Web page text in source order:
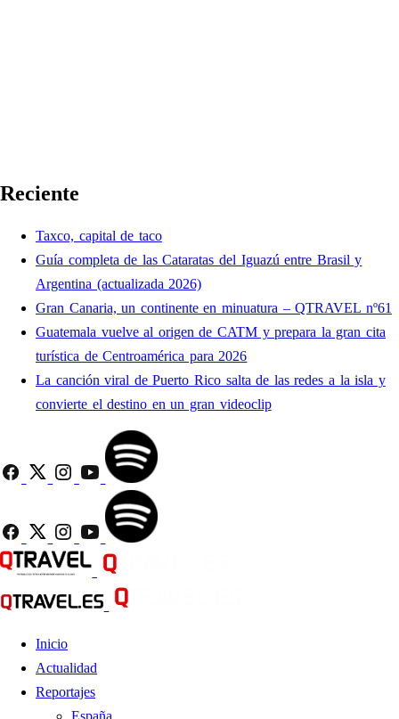
Reciente
Taxco, capital de taco
Guía completa de las Cataratas del Iguazú entre Brasil y
Argentina (actualizada 2026)
Gran Canaria, un continente en minuatura – QTRAVEL nº61
Guatemala vuelve al origen de CATM y prepara la gran cita
turística de Centroamérica para 2026
La canción viral de Puerto Rico salta de las redes a la isla y
convierte el destino en un gran videoclip
Inicio
Actualidad
Reportajes
España